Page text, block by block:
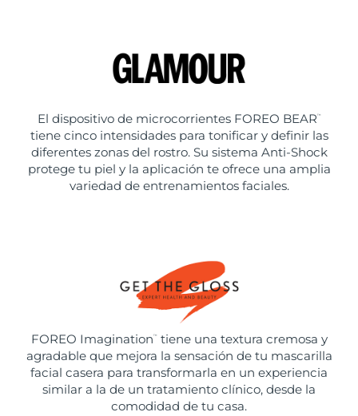
El dispositivo de microcorrientes FOREO BEAR ™
tiene cinco intensidades para tonificar y definir las
diferentes zonas del rostro. Su sistema Anti-Shock
protege tu piel y la aplicación te ofrece una amplia
variedad de entrenamientos faciales.
FOREO Imagination ™
tiene una textura cremosa y
agradable que mejora la sensación de tu mascarilla
facial casera para transformarla en un experiencia
similar a la de un tratamiento clínico, desde la
comodidad de tu casa.